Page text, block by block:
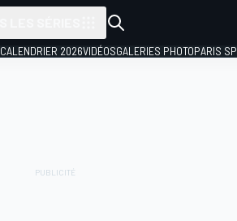
CALENDRIER 2026VIDÉOSGALERIES PHOTOPARIS